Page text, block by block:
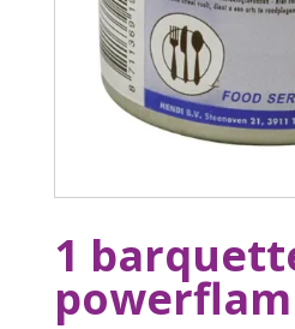
1
powerflam